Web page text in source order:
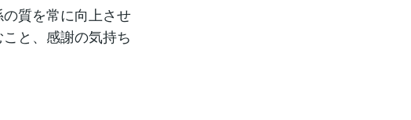
質を常に向上させ
と、感謝の気持ち